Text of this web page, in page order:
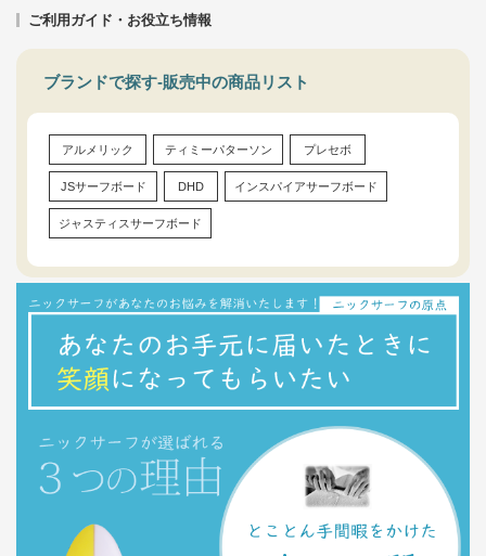
ご利用ガイド・お役立ち情報
ブランドで探す-販売中の商品リスト
アルメリック ティミーパターソン プレセボ
JSサーフボード DHD インスパイアサーフボード
ジャスティスサーフボード